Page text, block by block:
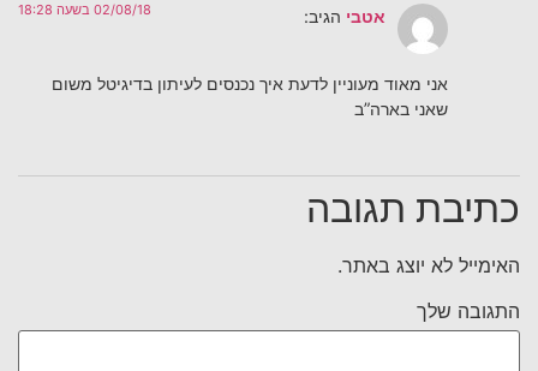
אטבי הגיב: 02/08/18 בשעה 18:28
אני מאוד מעוניין לדעת איך נכנסים לעיתון בדיגיטל משום
שאני בארה”ב
כתיבת תגובה
האימייל לא יוצג באתר.
התגובה שלך